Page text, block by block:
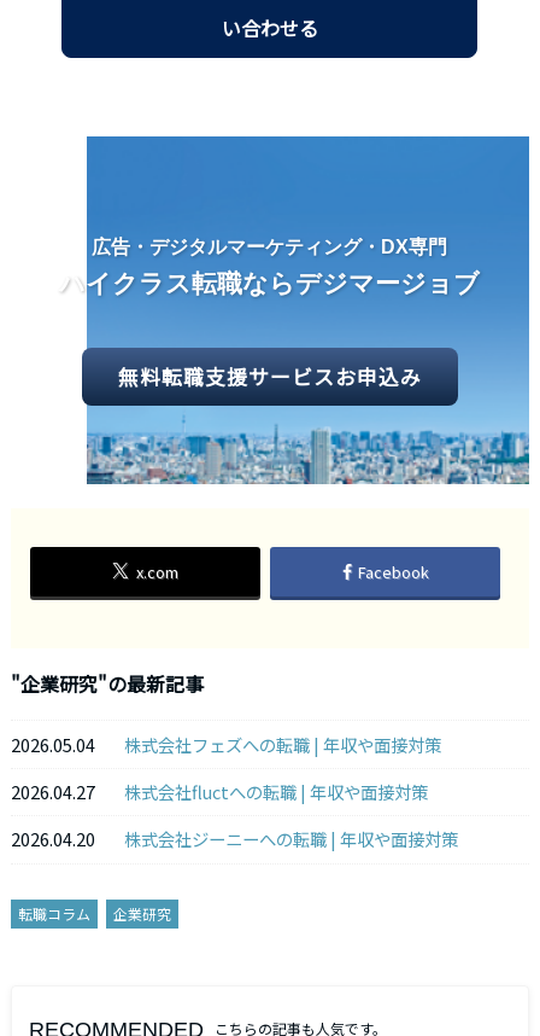
い合わせる
広告・デジタルマーケティング・DX専門
ハイクラス転職ならデジマージョブ
無料転職支援サービスお申込み
x.com Facebook
"企業研究"の最新記事
2026.05.04
株式会社フェズへの転職 | 年収や面接対策
2026.04.27
株式会社fluctへの転職 | 年収や面接対策
2026.04.20
株式会社ジーニーへの転職 | 年収や面接対策
転職コラム 企業研究
RECOMMENDED こちらの記事も人気です。